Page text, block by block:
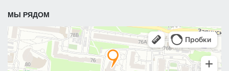
МЫ РЯДОМ